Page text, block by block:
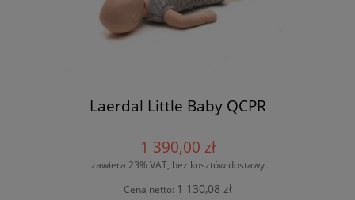
Laerdal Little Baby QCPR
1 390,00 zł
zawiera 23% VAT, bez kosztów dostawy
Cena netto: 1 130,08 zł